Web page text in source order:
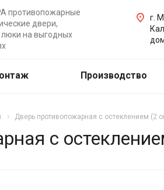
противопожарные
двери,
люки на выгодных
г.
Производство
Дверь противопожарная с остеклением (2
с